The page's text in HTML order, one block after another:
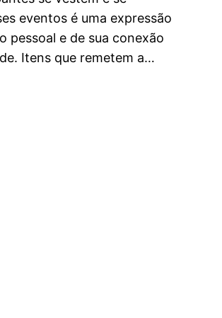
eventos é uma expressão
pessoal e de sua conexão
Itens que remetem a…